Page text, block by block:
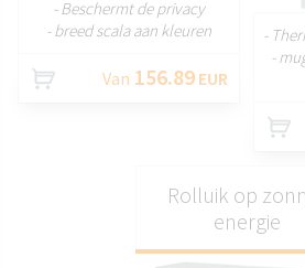
- Beschermt de privacy
- breed scala aan kleuren
Van 156.89 EUR
-
-
Rolluik op
energie